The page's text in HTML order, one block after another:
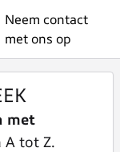
Neem contact
met ons op
met
A tot Z.